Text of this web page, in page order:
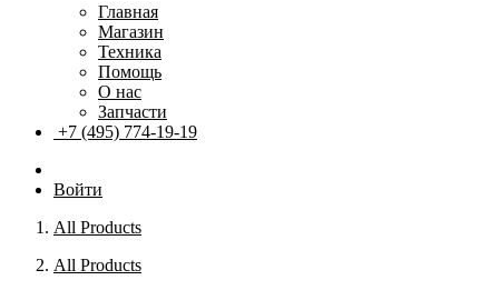
Главная
Магазин
Техника
Помощь
О нас
Запчасти
+7 (495) 774-19-19
Войти
All Products
All Products